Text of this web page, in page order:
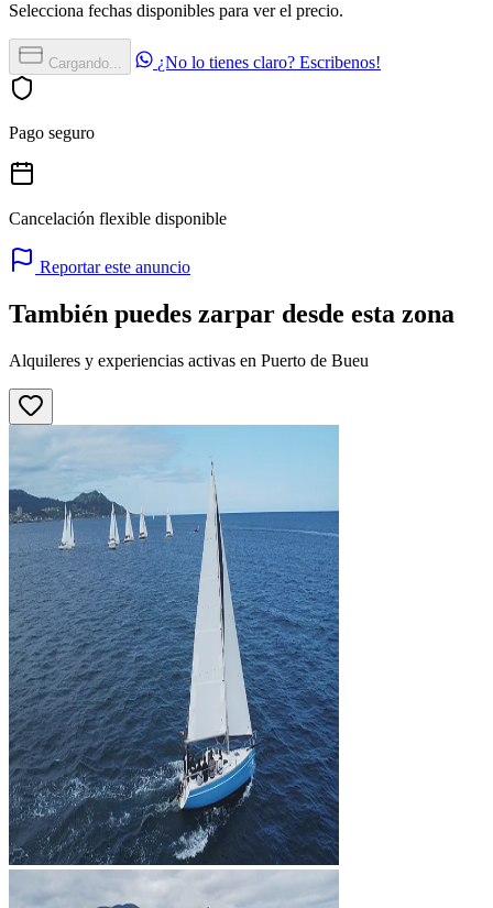
Selecciona fechas disponibles para ver el precio.
Cargando... ¿No lo tienes claro? Escribenos!
Pago seguro
Cancelación flexible disponible
Reportar este anuncio
También puedes zarpar desde esta zona
Alquileres y experiencias activas en Puerto de Bueu